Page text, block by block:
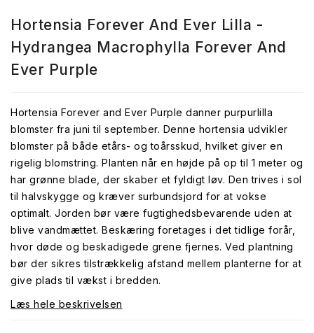
Hortensia Forever And Ever Lilla -
Hydrangea Macrophylla Forever And
Ever Purple
Hortensia Forever and Ever Purple danner purpurlilla
blomster fra juni til september. Denne hortensia udvikler
blomster på både etårs- og toårsskud, hvilket giver en
rigelig blomstring. Planten når en højde på op til 1 meter og
har grønne blade, der skaber et fyldigt løv. Den trives i sol
til halvskygge og kræver surbundsjord for at vokse
optimalt. Jorden bør være fugtighedsbevarende uden at
blive vandmættet. Beskæring foretages i det tidlige forår,
hvor døde og beskadigede grene fjernes. Ved plantning
bør der sikres tilstrækkelig afstand mellem planterne for at
give plads til vækst i bredden.
Læs hele beskrivelsen